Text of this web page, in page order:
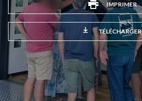
IMPRIMER
TÉLÉCHARGER